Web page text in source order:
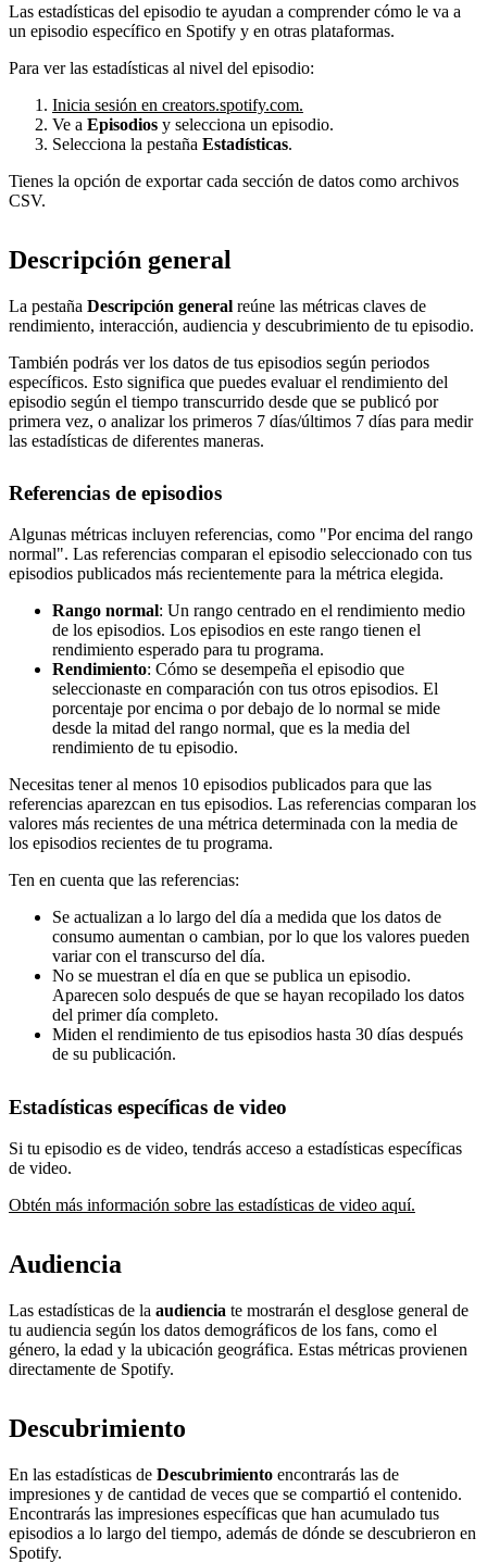
Las estadísticas del episodio te ayudan a comprender cómo le va a
un episodio específico en Spotify y en otras plataformas.
Para ver las estadísticas al nivel del episodio:
Inicia sesión en creators.spotify.com.
Ve a Episodios y selecciona un episodio.
Selecciona la pestaña Estadísticas.
Tienes la opción de exportar cada sección de datos como archivos
CSV.
Descripción general
La pestaña Descripción general reúne las métricas claves de
rendimiento, interacción, audiencia y descubrimiento de tu episodio.
También podrás ver los datos de tus episodios según periodos
específicos. Esto significa que puedes evaluar el rendimiento del
episodio según el tiempo transcurrido desde que se publicó por
primera vez, o analizar los primeros 7 días/últimos 7 días para medir
las estadísticas de diferentes maneras.
Referencias de episodios
Algunas métricas incluyen referencias, como "Por encima del rango
normal". Las referencias comparan el episodio seleccionado con tus
episodios publicados más recientemente para la métrica elegida.
Rango normal: Un rango centrado en el rendimiento medio
de los episodios. Los episodios en este rango tienen el
rendimiento esperado para tu programa.
Rendimiento: Cómo se desempeña el episodio que
seleccionaste en comparación con tus otros episodios. El
porcentaje por encima o por debajo de lo normal se mide
desde la mitad del rango normal, que es la media del
rendimiento de tu episodio.
Necesitas tener al menos 10 episodios publicados para que las
referencias aparezcan en tus episodios. Las referencias comparan los
valores más recientes de una métrica determinada con la media de
los episodios recientes de tu programa.
Ten en cuenta que las referencias:
Se actualizan a lo largo del día a medida que los datos de
consumo aumentan o cambian, por lo que los valores pueden
variar con el transcurso del día.
No se muestran el día en que se publica un episodio.
Aparecen solo después de que se hayan recopilado los datos
del primer día completo.
Miden el rendimiento de tus episodios hasta 30 días después
de su publicación.
Estadísticas específicas de video
Si tu episodio es de video, tendrás acceso a estadísticas específicas
de video.
Obtén más información sobre las estadísticas de video aquí.
Audiencia
Las estadísticas de la audiencia te mostrarán el desglose general de
tu audiencia según los datos demográficos de los fans, como el
género, la edad y la ubicación geográfica. Estas métricas provienen
directamente de Spotify.
Descubrimiento
En las estadísticas de Descubrimiento encontrarás las de
impresiones y de cantidad de veces que se compartió el contenido.
Encontrarás las impresiones específicas que han acumulado tus
episodios a lo largo del tiempo, además de dónde se descubrieron en
Spotify.